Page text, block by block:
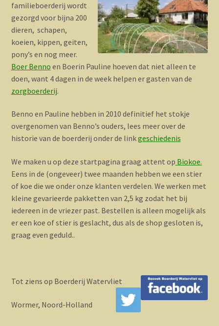
familieboerderij wordt
gezorgd voor bijna 200
dieren, schapen,
koeien, kippen, geiten,
pony’s en nog meer.
Boer Benno en Boerin Pauline hoeven dat niet alleen te
doen, want 4 dagen in de week helpen er gasten van de
zorgboerderij.
Benno en Pauline hebben in 2010 definitief het stokje
overgenomen van Benno’s ouders, lees meer over de
historie van de boerderij onder de linkgeschiedenis
We maken u op deze startpagina graag attent op Biokoe.
Eens in de (ongeveer) twee maanden hebben we een stier
of koe die we onder onze klanten verdelen. We werken met
kleine gevarieerde pakketten van 2,5 kg zodat het bij
iedereen in de vriezer past. Bestellen is alleen mogelijk als
er een koe of stier is geslacht, dus als de shop gesloten is,
graag even geduld..
Tot ziens op Boerderij Watervliet
Wormer, Noord-Holland